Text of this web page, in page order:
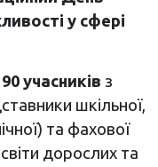
у сфері
учасників з
шкільної,
та фахової
дорослих та